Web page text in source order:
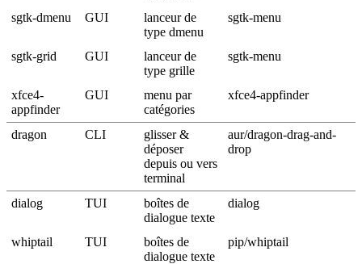
sgtk-dmenu GUI
lanceur de
type dmenu
sgtk-menu
sgtk-grid GUI
lanceur de
type grille
sgtk-menu
xfce4-
appfinder
GUI
menu par
catégories
xfce4-appfinder
dragon CLI
glisser &
déposer
depuis ou vers
terminal
aur/dragon-drag-and-
drop
dialog TUI
boîtes de
dialogue texte
dialog
whiptail TUI
boîtes de
dialogue texte
pip/whiptail